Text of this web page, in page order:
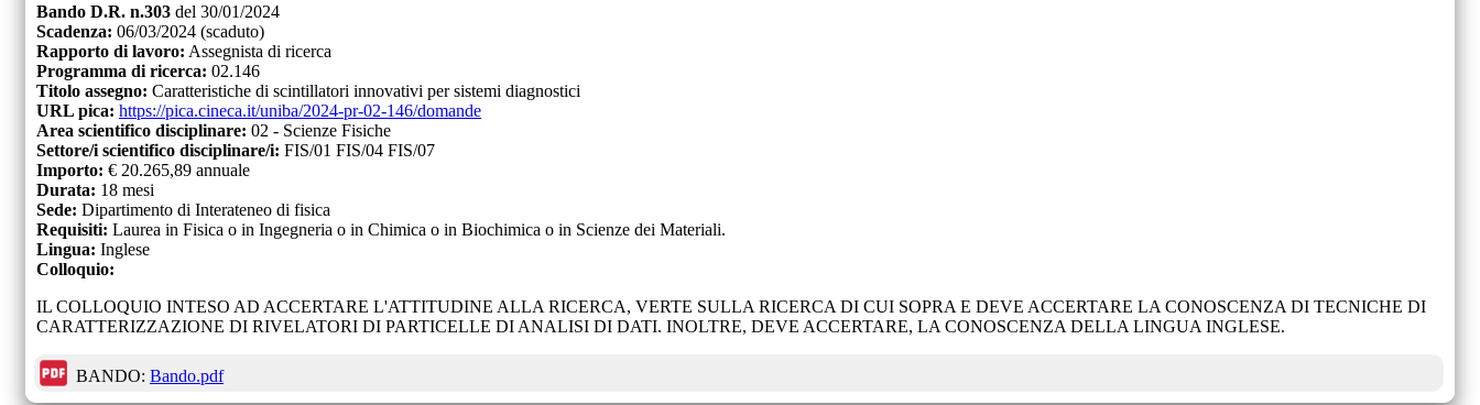
Bando D.R. n.303 del 30/01/2024
Scadenza: 06/03/2024 (scaduto)
Rapporto di lavoro: Assegnista di ricerca
Programma di ricerca: 02.146
Titolo assegno: Caratteristiche di scintillatori innovativi per sistemi diagnostici
URL pica: https://pica.cineca.it/uniba/2024-pr-02-146/domande
Area scientifico disciplinare: 02 - Scienze Fisiche
Settore/i scientifico disciplinare/i: FIS/01 FIS/04 FIS/07
Importo: € 20.265,89 annuale
Durata: 18 mesi
Sede: Dipartimento di Interateneo di fisica
Requisiti: Laurea in Fisica o in Ingegneria o in Chimica o in Biochimica o in Scienze dei Materiali.
Lingua: Inglese
Colloquio:
IL COLLOQUIO INTESO AD ACCERTARE L'ATTITUDINE ALLA RICERCA, VERTE SULLA RICERCA DI CUI SOPRA E DEVE ACCERTARE LA CONOSCENZA DI TECNICHE DI
CARATTERIZZAZIONE DI RIVELATORI DI PARTICELLE DI ANALISI DI DATI. INOLTRE, DEVE ACCERTARE, LA CONOSCENZA DELLA LINGUA INGLESE.
BANDO: Bando.pdf